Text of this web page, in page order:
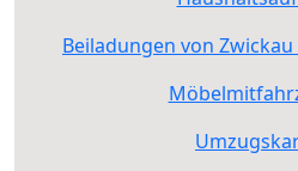
Beiladungen von